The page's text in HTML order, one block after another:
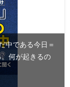
中である今日＝
何が起きるの